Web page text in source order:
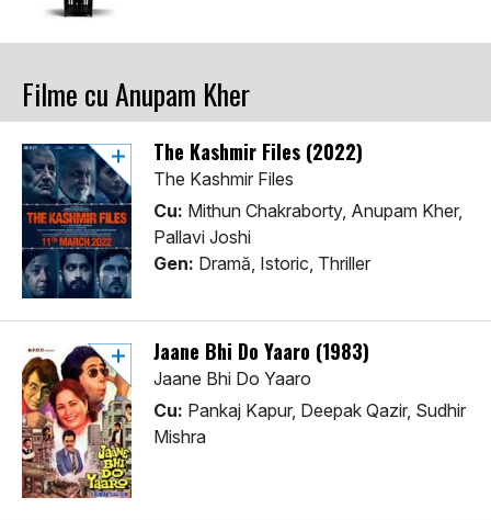
Filme cu Anupam Kher
The Kashmir Files (2022)
The Kashmir Files
Cu: Mithun Chakraborty, Anupam Kher,
Pallavi Joshi
Gen: Dramă, Istoric, Thriller
Jaane Bhi Do Yaaro (1983)
Jaane Bhi Do Yaaro
Cu: Pankaj Kapur, Deepak Qazir, Sudhir
Mishra